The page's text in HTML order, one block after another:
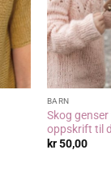
BARN
Skog
oppskrift til
kr50,00